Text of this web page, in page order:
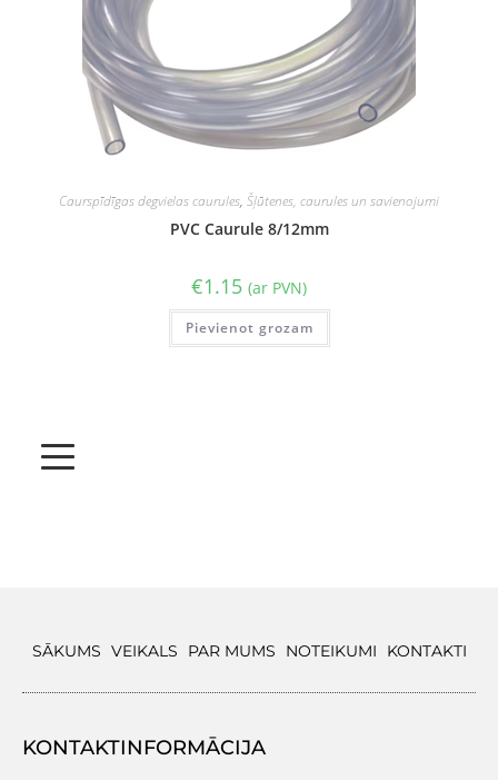
Caurspīdīgas degvielas caurules, Šļūtenes, caurules un savienojumi
PVC Caurule 8/12mm
€1.15 (ar PVN)
Pievienot grozam
SĀKUMS VEIKALS PAR MUMS NOTEIKUMI KONTAKTI
KONTAKTINFORMĀCIJA